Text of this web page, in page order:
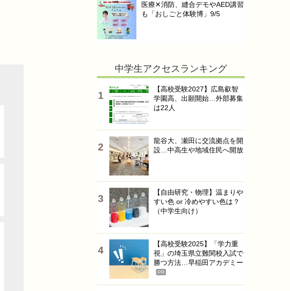
医療✕消防、縫合デモやAED講習
も「おしごと体験博」9/5
中学生アクセスランキング
【高校受験2027】広島叡智
学園高、出願開始…外部募集
は22人
龍谷大、瀬田に交流拠点を開
設…中高生や地域住民へ開放
【自由研究・物理】温まりや
すい色 or 冷めやすい色は？
（中学生向け）
【高校受験2025】「学力重
視」の埼玉県立難関校入試で
勝つ方法…早稲田アカデミー
PR